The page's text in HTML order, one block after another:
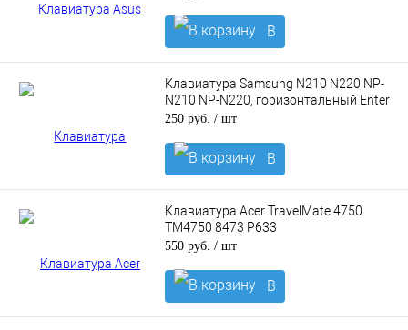
В
корзину
Клавиатура Samsung N210 N220 NP-
N210 NP-N220, горизонтальный Enter
250 руб. / шт
В
корзину
Клавиатура Acer TravelMate 4750
TM4750 8473 P633
550 руб. / шт
В
корзину